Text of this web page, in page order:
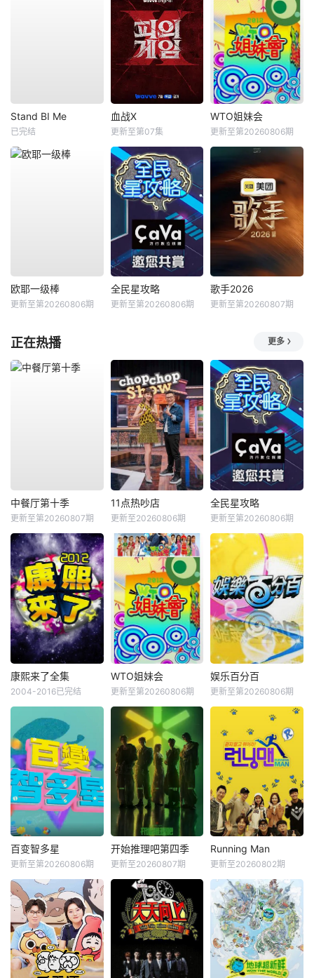
Stand BI Me
已完结
血战X
更新至第07集
WTO姐妹会
更新至第20260806期
欧耶一级棒
更新至第20260806期
全民星攻略
更新至第20260806期
歌手2026
更新至第20260807期
正在热播 更多
中餐厅第十季
更新至第20260807期
11点热吵店
更新至20260806期
全民星攻略
更新至第20260806期
康熙来了全集
2004-2016已完结
WTO姐妹会
更新至第20260806期
娱乐百分百
更新至第20260806期
百变智多星
更新至第20260806期
开始推理吧第四季
更新至20260807期
Running Man
更新至20260802期